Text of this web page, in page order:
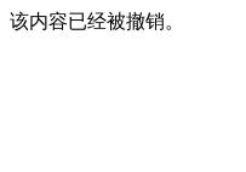
该内容已经被撤销。